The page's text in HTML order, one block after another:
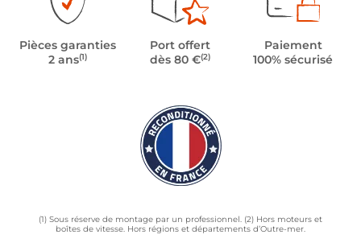
Pièces garanties
2 ans(1)
Port offert
dès 80 €(2)
Paiement
100% sécurisé
(1) Sous réserve de montage par un professionnel. (2) Hors moteurs et
boîtes de vitesse. Hors régions et départements d’Outre-mer.